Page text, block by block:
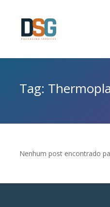
Tag:
Nenhum post encontrado